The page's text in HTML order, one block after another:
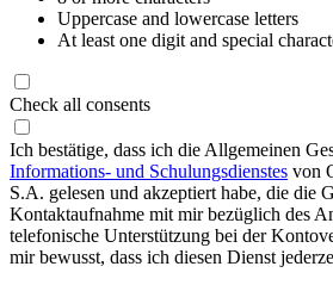
Uppercase and lowercase letters
At least one digit and special
Check all consents
Ich bestätige, dass ich die Allgemeinen
Informations- und Schulungsdienstes von
S.A. gelesen und akzeptiert habe, die die
Kontaktaufnahme mit mir bezüglich des
telefonische Unterstützung bei der
mir bewusst, dass ich diesen Dienst